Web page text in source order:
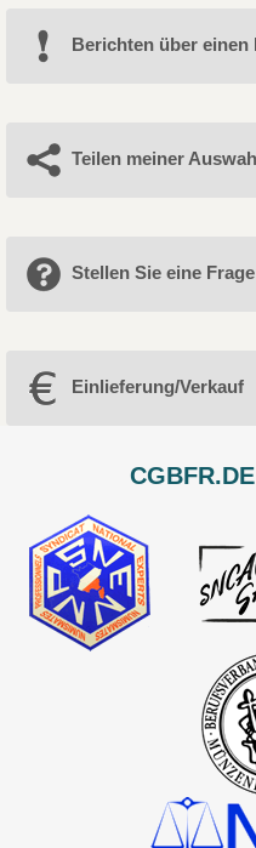
Berichten über einen
Teilen meiner
Stellen Sie eine Frage
Einlieferung/Verkauf